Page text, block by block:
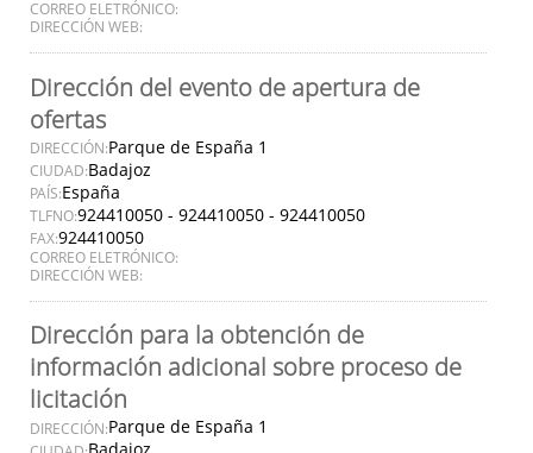
CORREO ELETRÓNICO:
DIRECCIÓN WEB:
Dirección del evento de apertura de
ofertas
DIRECCIÓN:Parque de España 1
CIUDAD:Badajoz
PAÍS:España
TLFNO:924410050 - 924410050 - 924410050
FAX:924410050
CORREO ELETRÓNICO:
DIRECCIÓN WEB:
Dirección para la obtención de
información adicional sobre proceso de
licitación
DIRECCIÓN:Parque de España 1